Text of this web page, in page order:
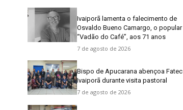
Ivaiporã lamenta o falecimento de
Osvaldo Bueno Camargo, o popular
“Vadão do Café”, aos 71 anos
7 de agosto de 2026
Bispo de Apucarana abençoa Fatec
Ivaiporã durante visita pastoral
7 de agosto de 2026